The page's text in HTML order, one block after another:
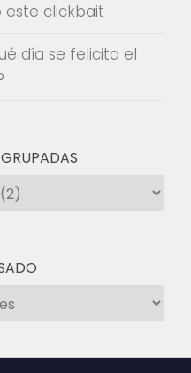
este clickbait
día se felicita el